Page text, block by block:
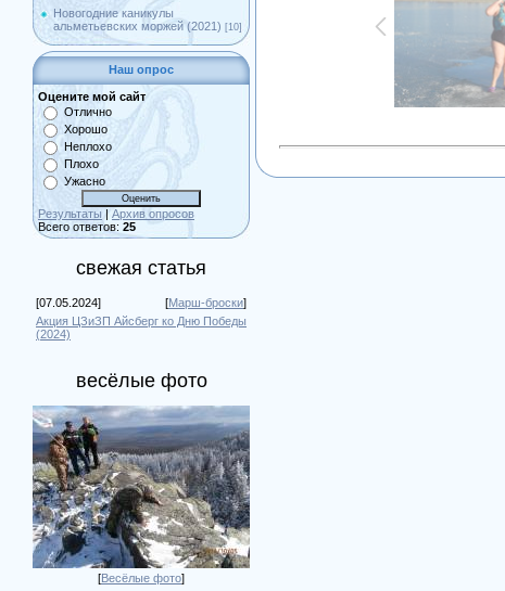
Новогодние каникулы
альметьевских моржей (2021) [10]
Наш опрос
Оцените мой сайт
Отлично
Хорошо
Неплохо
Плохо
Ужасно
Результаты | Архив опросов
Всего ответов: 25
свежая статья
[07.05.2024] [Марш-броски]
Акция ЦЗиЗП Айсберг ко Дню Победы
(2024)
весёлые фото
[Весёлые фото]